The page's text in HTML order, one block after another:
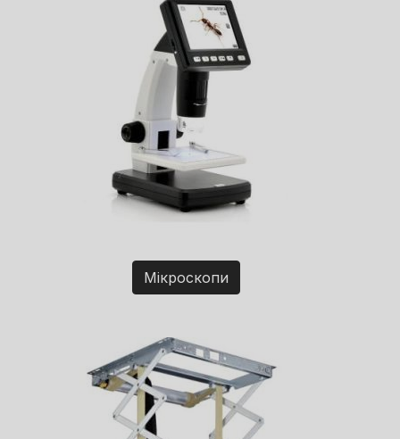
Мікроскопи